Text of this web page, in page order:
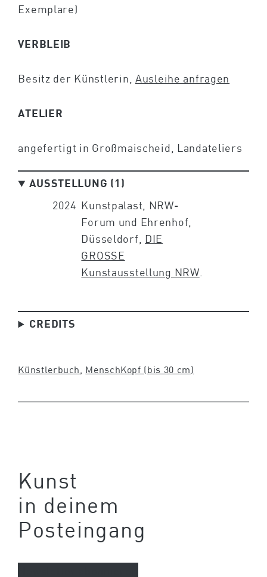
Exemplare)
VERBLEIB
Besitz der Künstlerin, Ausleihe anfragen
ATELIER
angefertigt in Großmaischeid, Landateliers
AUSSTELLUNG (1)
2024 Kunstpalast, NRW-
Forum und Ehrenhof,
Düsseldorf, DIE
GROSSE
Kunstausstellung NRW.
CREDITS
Künstlerbuch MenschKopf (bis 30 cm)
Kunst
in deinem
Posteingang